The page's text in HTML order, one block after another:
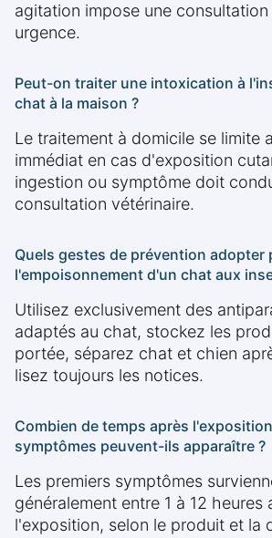
agitation impose une consultation
urgence.
Peut-on traiter une intoxication à
chat à la maison ?
Le traitement à domicile se limite
immédiat en cas d'exposition
ingestion ou symptôme doit
consultation vétérinaire.
Quels gestes de prévention adopter
l'empoisonnement d'un chat aux
Utilisez exclusivement des
adaptés au chat, stockez les
portée, séparez chat et chien
lisez toujours les notices.
Combien de temps après
symptômes peuvent-ils apparaître ?
Les premiers symptômes
généralement entre 1 à 12 heures
l'exposition, selon le produit et la